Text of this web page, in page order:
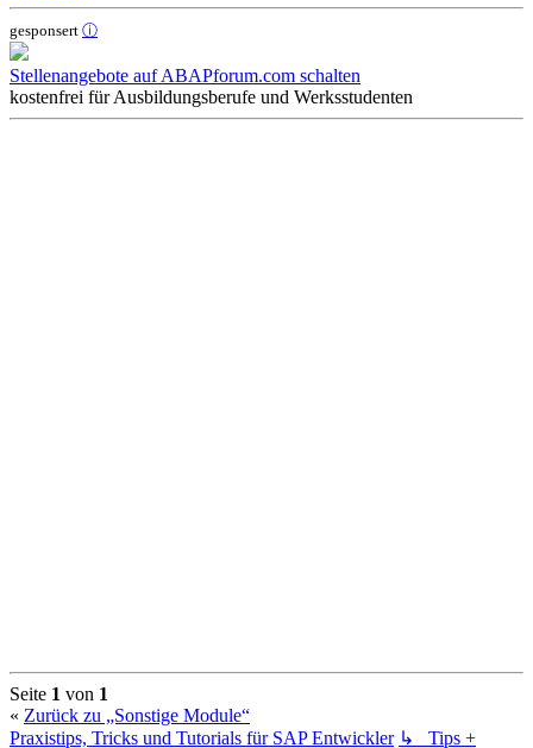
gesponsert ⓘ
Stellenangebote auf ABAPforum.com schalten
kostenfrei für Ausbildungsberufe und Werksstudenten
Seite 1 von 1
« Zurück zu „Sonstige Module“
Praxistips, Tricks und Tutorials für SAP Entwickler ↳ Tips +